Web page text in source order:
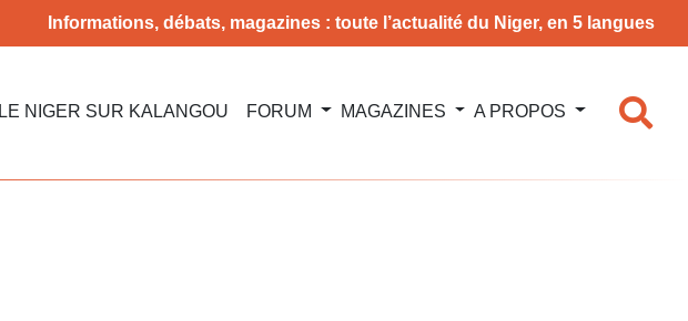
Informations, débats, magazines : toute l’actualité du Niger, en 5 langues
LE NIGER SUR KALANGOU FORUM MAGAZINES A PROPOS